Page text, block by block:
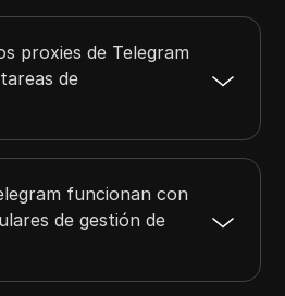
proxies de Telegram
de
funcionan con
de gestión de